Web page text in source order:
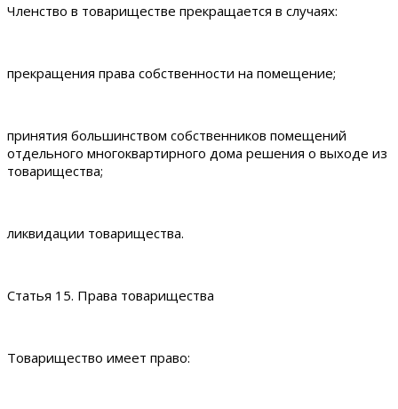
Членство в товариществе прекращается в случаях:
прекращения права собственности на помещение;
принятия большинством собственников помещений
отдельного многоквартирного дома решения о выходе из
товарищества;
ликвидации товарищества.
Статья 15. Права товарищества
Товарищество имеет право: